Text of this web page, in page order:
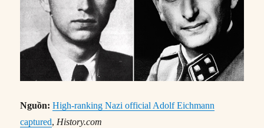
Nguồn:High-ranking Nazi official Adolf Eichmann
captured,History.com